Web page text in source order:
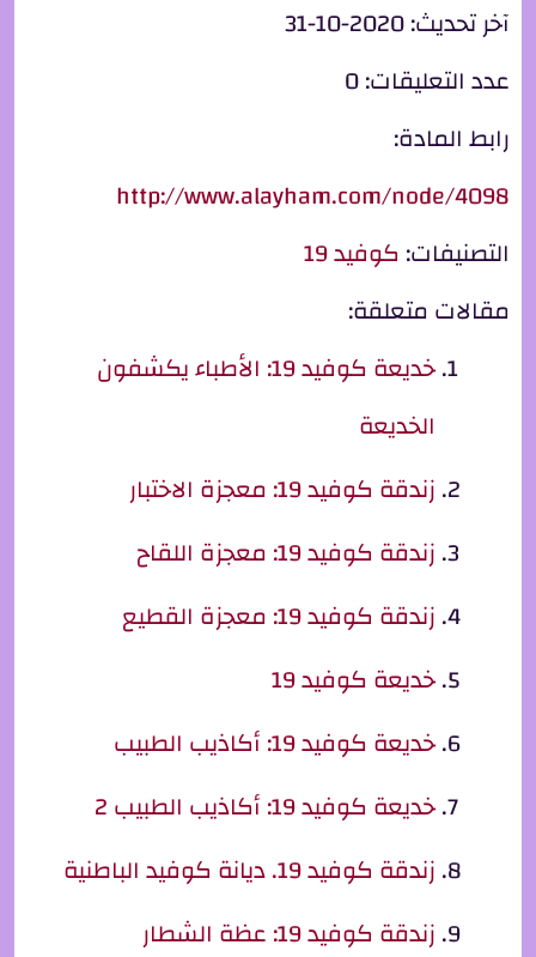
آخر تحديث:2020-10-31
عدد التعليقات:0
رابط المادة:
http://www.alayham.com/node/4098
التصنيفات: كوفيد 19
مقالات متعلقة:
خديعة كوفيد 19: الأطباء يكشفون
الخديعة
زندقة كوفيد 19: معجزة الاختبار
زندقة كوفيد 19: معجزة اللقاح
زندقة كوفيد 19: معجزة القطيع
خديعة كوفيد 19
خديعة كوفيد 19: أكاذيب الطبيب
خديعة كوفيد 19: أكاذيب الطبيب 2
زندقة كوفيد 19. ديانة كوفيد الباطنية
زندقة كوفيد 19: عظة الشطار